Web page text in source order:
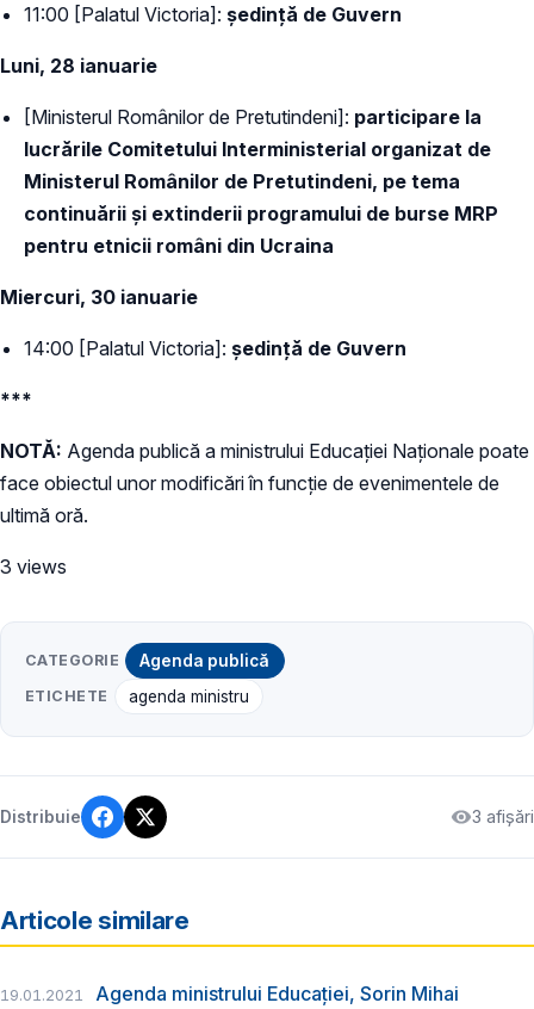
11:00 [Palatul Victoria]: ședință de Guvern
Luni, 28 ianuarie
[Ministerul Românilor de Pretutindeni]: participare la
lucrările Comitetului Interministerial organizat de
Ministerul Românilor de Pretutindeni, pe tema
continuării și extinderii programului de burse MRP
pentru etnicii români din Ucraina
Miercuri, 30 ianuarie
14:00 [Palatul Victoria]: ședință de Guvern
***
NOTĂ: Agenda publică a ministrului Educației Naționale poate
face obiectul unor modificări în funcție de evenimentele de
ultimă oră.
3 views
CATEGORIE Agenda publică
ETICHETE agenda ministru
Distribuie 3 afișări
Articole similare
19.01.2021
Agenda ministrului Educației, Sorin Mihai